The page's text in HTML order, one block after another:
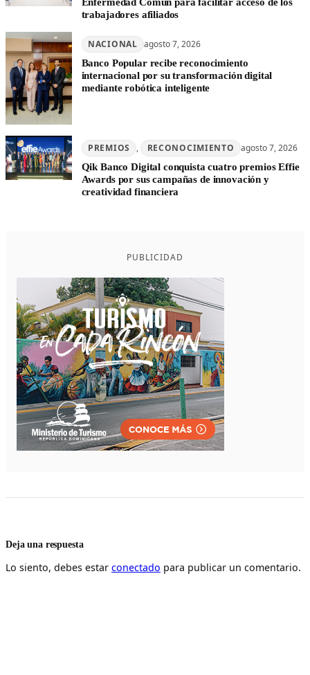
Enfermedad Común para facilitar acceso de los
trabajadores afiliados
NACIONAL agosto 7, 2026
Banco Popular recibe reconocimiento
internacional por su transformación digital
mediante robótica inteligente
PREMIOS , RECONOCIMIENTO agosto 7, 2026
Qik Banco Digital conquista cuatro premios Effie
Awards por sus campañas de innovación y
creatividad financiera
PUBLICIDAD
Deja una respuesta
Lo siento, debes estar conectado para publicar un comentario.